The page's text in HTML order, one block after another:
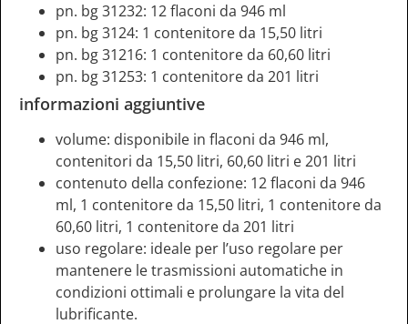
pn. bg 31232: 12 flaconi da 946 ml
pn. bg 3124: 1 contenitore da 15,50 litri
pn. bg 31216: 1 contenitore da 60,60 litri
pn. bg 31253: 1 contenitore da 201 litri
informazioni aggiuntive
volume: disponibile in flaconi da 946 ml,
contenitori da 15,50 litri, 60,60 litri e 201 litri
contenuto della confezione: 12 flaconi da 946
ml, 1 contenitore da 15,50 litri, 1 contenitore da
60,60 litri, 1 contenitore da 201 litri
uso regolare: ideale per l’uso regolare per
mantenere le trasmissioni automatiche in
condizioni ottimali e prolungare la vita del
lubrificante.